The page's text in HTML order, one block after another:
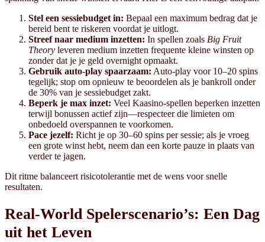
Stel een sessiebudget in: Bepaal een maximum bedrag dat je
bereid bent te riskeren voordat je uitlogt.
Streef naar medium inzetten: In spellen zoals Big Fruit
Theory leveren medium inzetten frequente kleine winsten op
zonder dat je je geld overnight opmaakt.
Gebruik auto‑play spaarzaam: Auto‑play voor 10–20 spins
tegelijk; stop om opnieuw te beoordelen als je bankroll onder
de 30% van je sessiebudget zakt.
Beperk je max inzet: Veel Kaasino‑spellen beperken inzetten
terwijl bonussen actief zijn—respecteer die limieten om
onbedoeld overspannen te voorkomen.
Pace jezelf: Richt je op 30–60 spins per sessie; als je vroeg
een grote winst hebt, neem dan een korte pauze in plaats van
verder te jagen.
Dit ritme balanceert risicotolerantie met de wens voor snelle
resultaten.
Real‑World Spelerscenario’s: Een Dag
uit het Leven